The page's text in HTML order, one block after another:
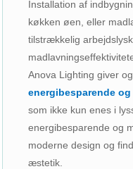
Installation af
køkken øen, eller
tilstrækkelig
Anova Lighting giver
energibesparende
som ikke kun enes i
energibesparende og
moderne design og
æstetik.